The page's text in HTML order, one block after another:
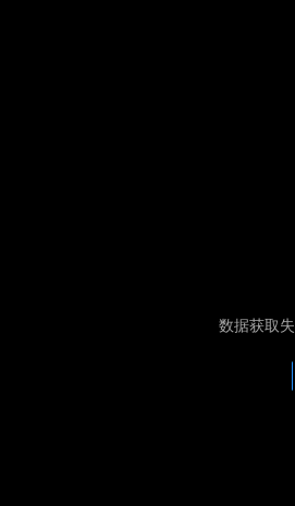
数据获取